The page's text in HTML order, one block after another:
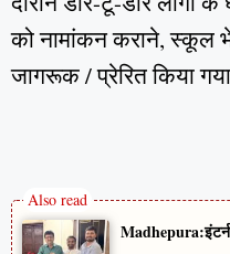
को नामांकन कराने, स्कूल
जागरूक / प्रेरित किया